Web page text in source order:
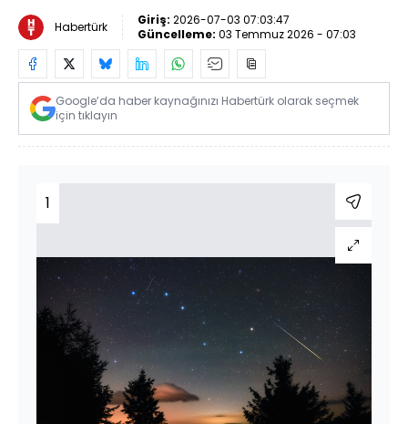
Habertürk Giriş: 2026-07-03 07:03:47
Güncelleme: 03 Temmuz 2026 - 07:03
Google’da haber kaynağınızı Habertürk olarak seçmek
için tıklayın
1